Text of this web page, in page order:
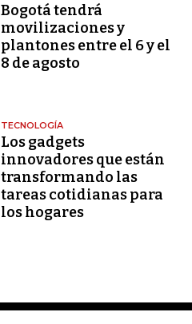
Bogotá tendrá
movilizaciones y
plantones entre el 6 y el
8 de agosto
TECNOLOGÍA
Los gadgets
innovadores que están
transformando las
tareas cotidianas para
los hogares